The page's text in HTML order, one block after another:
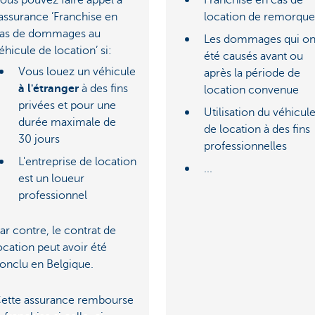
’Franchise en
de dommages au
de location’ si:
Vous louez un véhicule
à l'étrangerà des fins
privées et pour une
durée maximale de
30 jours
L'entreprise de location
est un loueur
professionnel
contre, le contrat de
peut avoir été
en Belgique.
assurance rembourse
location de remorque
Les dommages qui
été causés avant ou
après la période de
location convenue
Utilisation du véhicule
de location à des fins
professionnelles